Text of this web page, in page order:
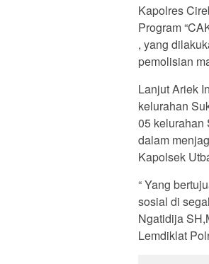
Kapolres
Program
, yang
pemolisian
Lanjut Ariek
kelurahan
05 kelurahan
dalam
Kapolsek
“ Yang
sosial di
Ngatidija
Lemdiklat